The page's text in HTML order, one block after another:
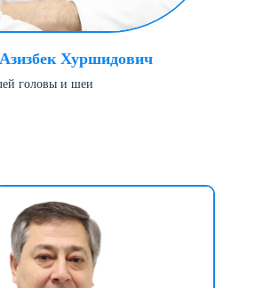
Хуршидович
головы и шеи